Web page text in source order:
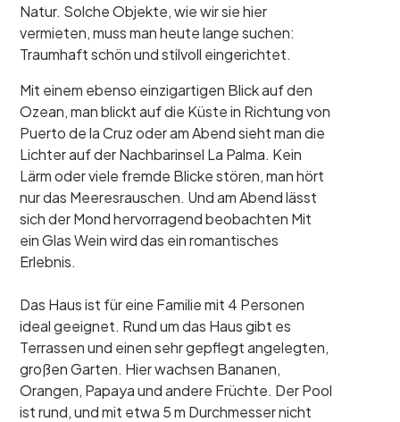
Natur. Solche Objekte, wie wir sie hier
vermieten, muss man heute lange suchen:
Traumhaft schön und stilvoll eingerichtet.
Mit einem ebenso einzigartigen Blick auf den
Ozean, man blickt auf die Küste in Richtung von
Puerto de la Cruz oder am Abend sieht man die
Lichter auf der Nachbarinsel La Palma. Kein
Lärm oder viele fremde Blicke stören, man hört
nur das Meeresrauschen. Und am Abend lässt
sich der Mond hervorragend beobachten Mit
ein Glas Wein wird das ein romantisches
Erlebnis.
Das Haus ist für eine Familie mit 4 Personen
ideal geeignet. Rund um das Haus gibt es
Terrassen und einen sehr gepflegt angelegten,
großen Garten. Hier wachsen Bananen,
Orangen, Papaya und andere Früchte. Der Pool
ist rund, und mit etwa 5 m Durchmesser nicht